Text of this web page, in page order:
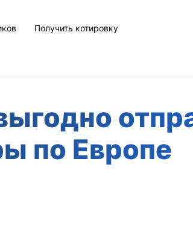
Получить котировку
по Европе